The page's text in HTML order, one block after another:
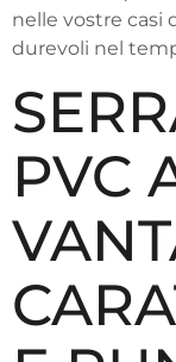
nelle vostre casi
durevoli nel
PVC